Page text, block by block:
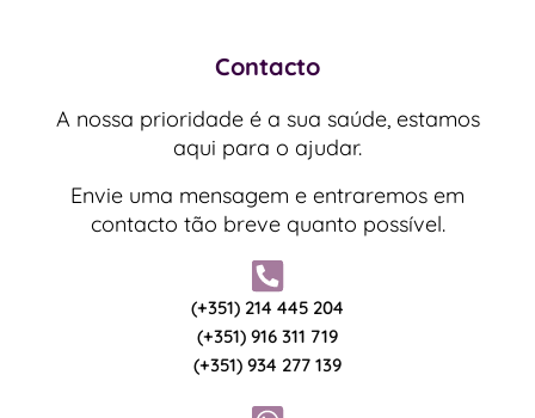
Contacto
A nossa prioridade é a sua saúde, estamos
aqui para o ajudar.
Envie uma mensagem e entraremos em
contacto tão breve quanto possível.
(+351) 214 445 204
(+351) 916 311 719
(+351) 934 277 139